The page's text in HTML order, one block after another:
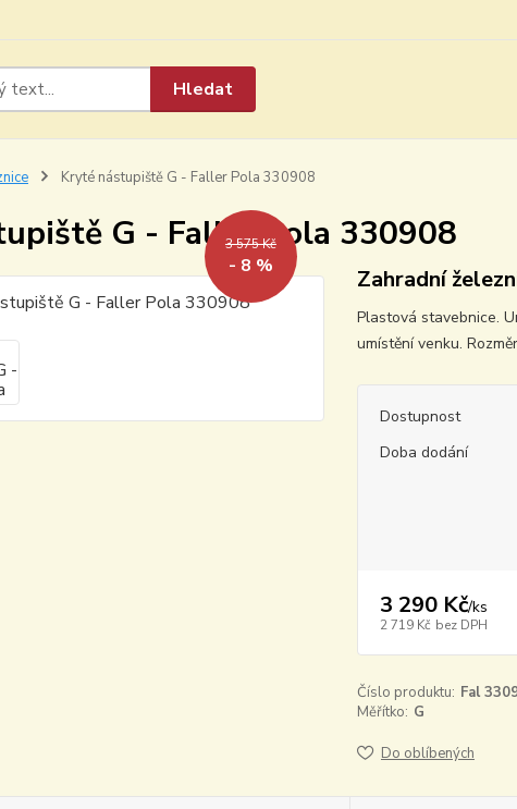
Hledat
Kryté nástupiště G - Faller Pola 330908
G - Faller Pola 330908
3 575 Kč
- 8 % Zahradní
Plastová stavebnice.
umístění venku.
Dostupnost
Doba dodání
3 290 Kč/ks
2 719 Kč bez DPH
Číslo produktu: Fal
Měřítko: G
Do oblíbených